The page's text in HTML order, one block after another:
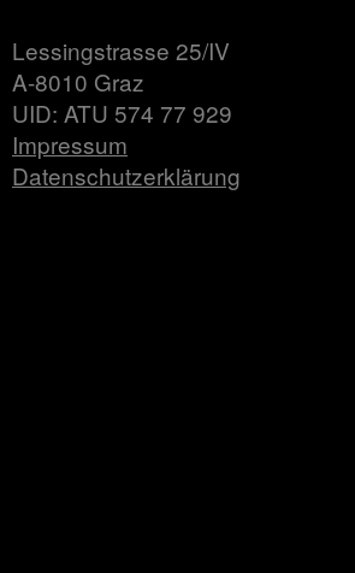
Lessingstrasse 25/IV
A-8010 Graz
UID: ATU 574 77 929
Impressum
Datenschutzerklärung